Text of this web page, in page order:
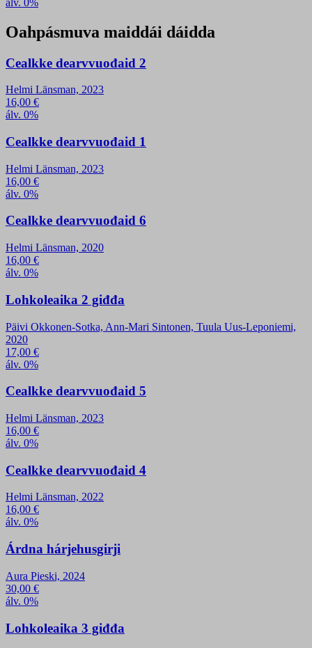
Oahpásmuva maiddái dáidda
Cealkke dearvvuođaid 2
Helmi Länsman, 2023
16,00 €
álv. 0%
Cealkke dearvvuođaid 1
Helmi Länsman, 2023
16,00 €
álv. 0%
Cealkke dearvvuođaid 6
Helmi Länsman, 2020
16,00 €
álv. 0%
Lohkoleaika 2 giđđa
Päivi Okkonen-Sotka, Ann-Mari Sintonen, Tuula Uus-Leponiemi,
2020
17,00 €
álv. 0%
Cealkke dearvvuođaid 5
Helmi Länsman, 2023
16,00 €
álv. 0%
Cealkke dearvvuođaid 4
Helmi Länsman, 2022
16,00 €
álv. 0%
Árdna hárjehusgirji
Aura Pieski, 2024
30,00 €
álv. 0%
Lohkoleaika 3 giđđa